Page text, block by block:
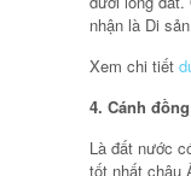
nhận là Di
Xem chi tiết
4. Cánh
Là đất nước
tốt nhất châu